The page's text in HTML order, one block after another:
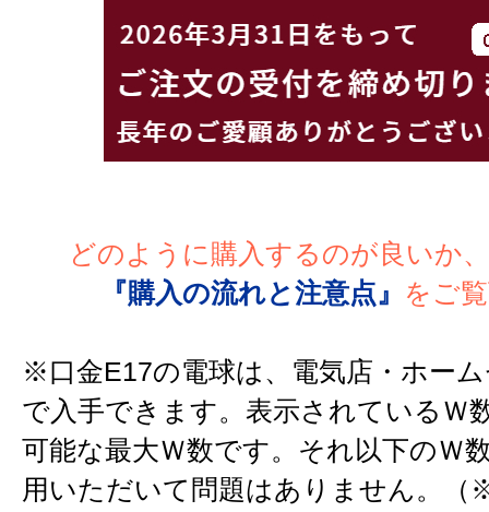
どのように購入するのが良いか
『購入の流れと注意点』
をご
※口金E17の電球は、電気店・ホー
で入手できます。表示されているＷ
可能な最大Ｗ数です。それ以下のＷ
用いただいて問題はありません。（